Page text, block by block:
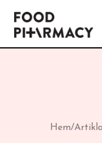
Hem/